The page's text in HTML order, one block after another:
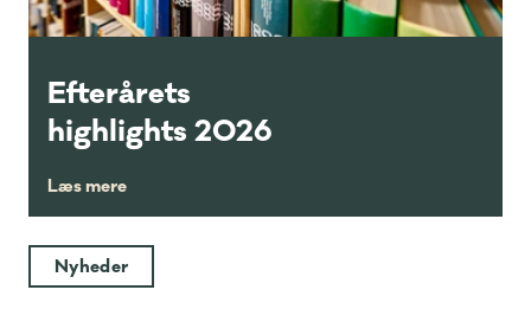
Efterårets
highlights 2026
Læs mere
Nyheder